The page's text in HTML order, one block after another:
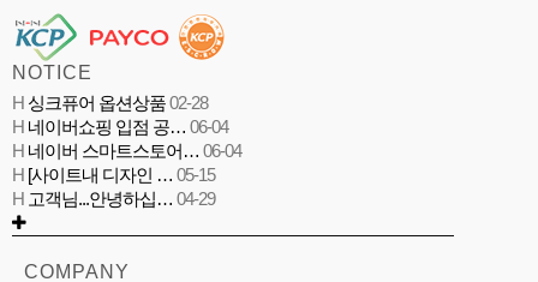
NOTICE
H 싱크퓨어 옵션상품02-28
H 네이버쇼핑 입점 공… 06-04
H 네이버 스마트스토어… 06-04
H [사이트내 디자인 … 05-15
H 고객님...안녕하십… 04-29
COMPANY